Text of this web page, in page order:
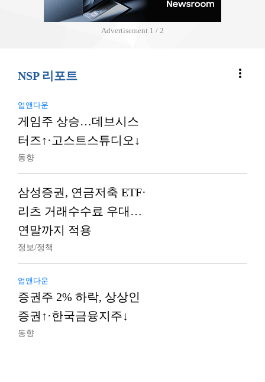
Advertisement 2 / 2
NSP 리포트 more_vert
업앤다운
게임주 상승…데브시스
터즈↑·고스트스튜디오↓
동향
삼성증권, 연금저축 ETF·
리츠 거래수수료 우대…
연말까지 적용
정보/정책
업앤다운
증권주 2% 하락, 상상인
증권↑·한국금융지주↓
동향